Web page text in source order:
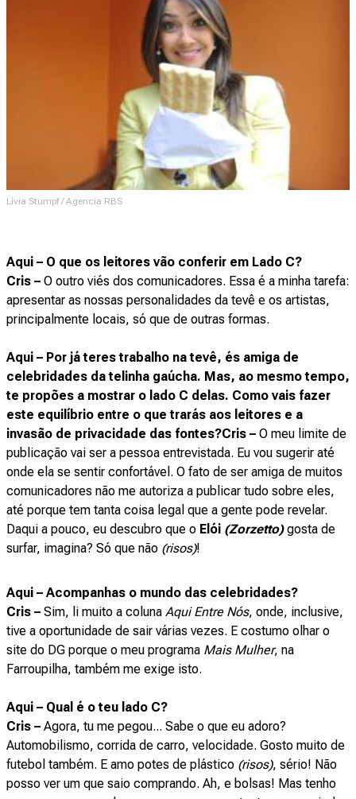
Lívia Stumpf / Agencia RBS
Aqui – O que os leitores vão conferir em Lado C?
Cris – O outro viés dos comunicadores. Essa é a minha tarefa:
apresentar as nossas personalidades da tevê e os artistas,
principalmente locais, só que de outras formas.
Aqui – Por já teres trabalho na tevê, és amiga de
celebridades da telinha gaúcha. Mas, ao mesmo tempo,
te propões a mostrar o lado C delas. Como vais fazer
este equilíbrio entre o que trarás aos leitores e a
invasão de privacidade das fontes?Cris – O meu limite de
publicação vai ser a pessoa entrevistada. Eu vou sugerir até
onde ela se sentir confortável. O fato de ser amiga de muitos
comunicadores não me autoriza a publicar tudo sobre eles,
até porque tem tanta coisa legal que a gente pode revelar.
Daqui a pouco, eu descubro que o Elói (Zorzetto) gosta de
surfar, imagina? Só que não (risos)!
Aqui – Acompanhas o mundo das celebridades?
Cris – Sim, li muito a coluna Aqui Entre Nós, onde, inclusive,
tive a oportunidade de sair várias vezes. E costumo olhar o
site do DG porque o meu programa Mais Mulher, na
Farroupilha, também me exige isto.
Aqui – Qual é o teu lado C?
Cris – Agora, tu me pegou... Sabe o que eu adoro?
Automobilismo, corrida de carro, velocidade. Gosto muito de
futebol também. E amo potes de plástico (risos), sério! Não
posso ver um que saio comprando. Ah, e bolsas! Mas tenho